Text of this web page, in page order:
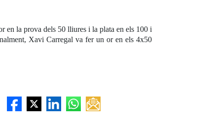
en la prova dels 50 lliures i la plata en els 100 i
Xavi Carregal va fer un or en els 4x50